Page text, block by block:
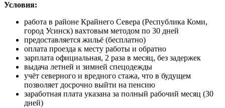
Условия:
работа в районе Крайнего Севера (Республика Коми,
город Усинск) вахтовым методом по 30 дней
предоставляется жильё (бесплатно)
оплата проезда к месту работы и обратно
зарплата официальная, 2 раза в месяц, без задержек
выдача летней и зимней спецодежды
учёт северного и вредного стажа, что в будущем
позволяет досрочно выйти на пенсию
заработная плата указана за полный рабочий месяц (30
дней)